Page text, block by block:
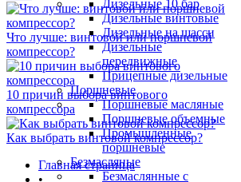
Дизельные 10 бар
Дизельные винтовые
Дизельные на шасси
Дизельные
передвижные
Прицепные дизельные
Поршневые
Поршневые масляные
Поршневые объемные
Промышленные
поршневые
Безмасляные
Безмаслянные с
Что лучше: винтовой или поршневой
компрессор?
10 причин выбора винтового
компрессора
Как выбрать винтовой компрессор?
Главная страница
•